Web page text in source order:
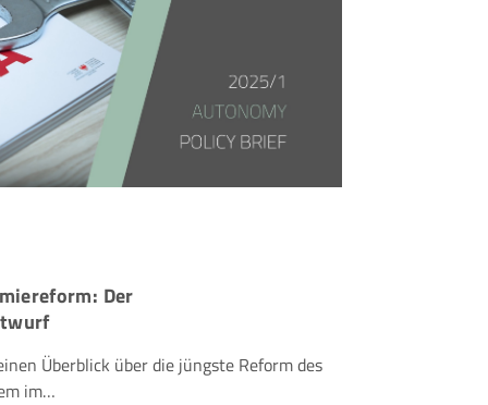
Der
Überblick über die jüngste Reform des
im…